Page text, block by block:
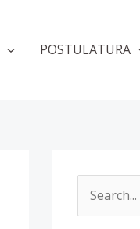
POSTULATURA
r